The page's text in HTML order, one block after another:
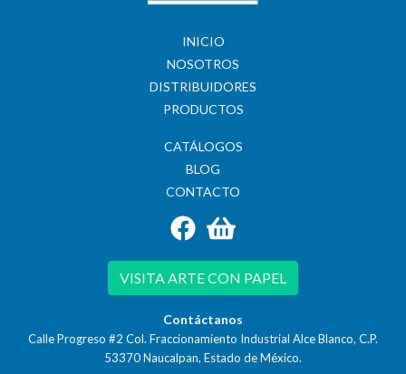
INICIO
NOSOTROS
DISTRIBUIDORES
PRODUCTOS
CATÁLOGOS
BLOG
CONTACTO
VISITA ARTE CON PAPEL
Contáctanos
Calle Progreso #2 Col. Fraccionamiento Industrial Alce Blanco, C.P.
53370Naucalpan, Estado de México.